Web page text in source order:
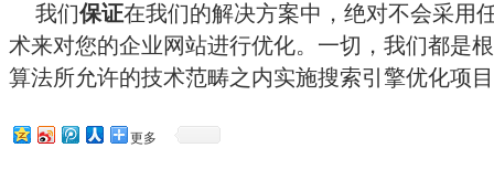
我们保证在我们的解决方案中，绝对不会采用
术来对您的企业网站进行优化。一切，我们都是
算法所允许的技术范畴之内实施搜索引擎优化项
更多